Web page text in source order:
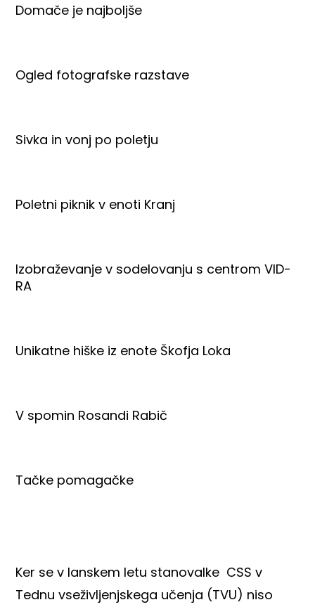
Domače je najboljše
Ogled fotografske razstave
Sivka in vonj po poletju
Poletni piknik v enoti Kranj
Izobraževanje v sodelovanju s centrom VID-
RA
Unikatne hiške iz enote Škofja Loka
V spomin Rosandi Rabič
Tačke pomagačke
Ker se v lanskem letu stanovalke CSS v
Tednu vseživljenjskega učenja (TVU) niso